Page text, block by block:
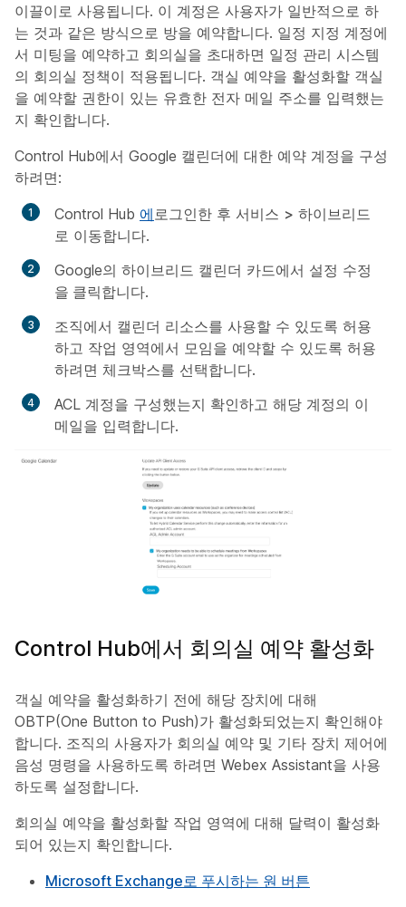
이끌이로 사용됩니다. 이 계정은 사용자가 일반적으로 하
는 것과 같은 방식으로 방을 예약합니다. 일정 지정 계정에
서 미팅을 예약하고 회의실을 초대하면 일정 관리 시스템
의 회의실 정책이 적용됩니다. 객실 예약을 활성화할 객실
을 예약할 권한이 있는 유효한 전자 메일 주소를 입력했는
지 확인합니다.
Control Hub에서 Google 캘린더에 대한 예약 계정을 구성
하려면:
Control Hub 에로그인한 후 서비스 > 하이브리드
로 이동합니다.
Google의 하이브리드 캘린더 카드에서 설정 수정
을 클릭합니다.
조직에서 캘린더 리소스를 사용할 수 있도록 허용
하고 작업 영역에서 모임을 예약할 수 있도록 허용
하려면 체크박스를 선택합니다.
ACL 계정을 구성했는지 확인하고 해당 계정의 이
메일을 입력합니다.
Control Hub에서 회의실 예약 활성화
객실 예약을 활성화하기 전에 해당 장치에 대해
OBTP(One Button to Push)가 활성화되었는지 확인해야
합니다. 조직의 사용자가 회의실 예약 및 기타 장치 제어에
음성 명령을 사용하도록 하려면 Webex Assistant을 사용
하도록 설정합니다.
회의실 예약을 활성화할 작업 영역에 대해 달력이 활성화
되어 있는지 확인합니다.
Microsoft Exchange로 푸시하는 원 버튼